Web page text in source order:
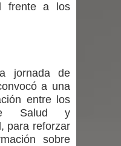
del Maule por su
de PRODESAL
Linares
apuesta a la
frente a los
jornada de
a una
entre los
Salud y
para reforzar
sobre